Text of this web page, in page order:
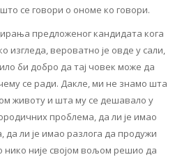
се говори о ономе ко говори.
предложеног кандидата кога
изгледа, вероватно је овде у сали,
би добро да тај човек може да
се ради. Дакле, ми не знамо шта
животу и шта му се дешавало у
проблема, да ли је имао
да ли је имао разлога да продужи
нико није својом вољом решио да